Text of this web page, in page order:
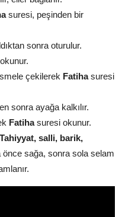
suresi, peşinden bir
sonra oturulur.
çekilerek Fatihasuresi
sonra ayağa kalkılır.
Fatihasuresi okunur.
Tahiyyat, salli, barik,
sağa, sonra sola selam